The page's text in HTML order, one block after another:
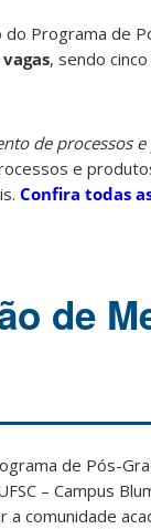
Programa de
vagas, sendo
de processos
e
Confira todas
de
de Pós-
– Campus
a comunidade